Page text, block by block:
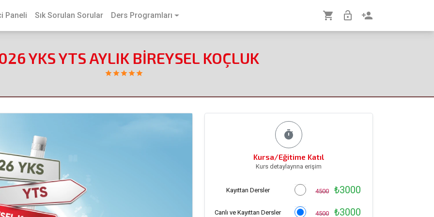
Paneli Sık Sorulan Sorular Ders Programları shopping_cart lock_open person_add
YKS YTS AYLIK BİREYSEL KOÇLUK
starstarstarstarstar
timer
Kursa/Eğitime Katıl
Kurs detaylayrına erişim
Kayıttan Dersler 4500 ₺3000
Canlı ve Kayıttan Dersler 4500 ₺3000